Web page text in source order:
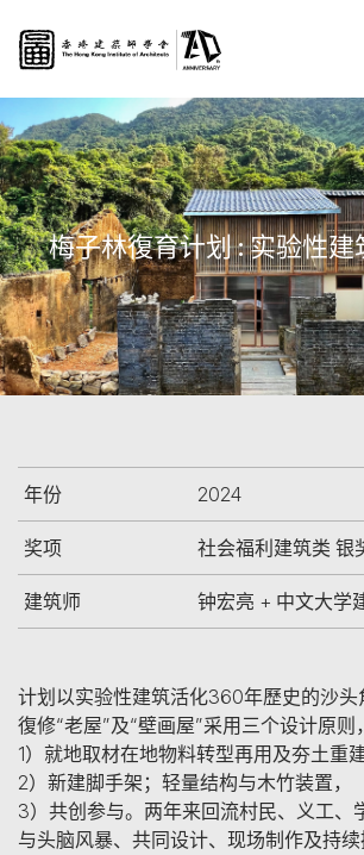
梅子林復育计划 : 实验性建
年份 2024
奖项 社会福利建筑类 银
建筑师 钟宏亮 + 中文大学
计划以实验性建筑活化360年歷史的沙头
復修“老屋”及“壁画屋”采用三个设计原则，
1）就地取材在地物料转型再用及夯土重建
2）新建脚手架；轻量结构与木竹装置，
3）共创参与。两年来回流村民、义工、
与头脑风暴、共同设计、现场制作及持